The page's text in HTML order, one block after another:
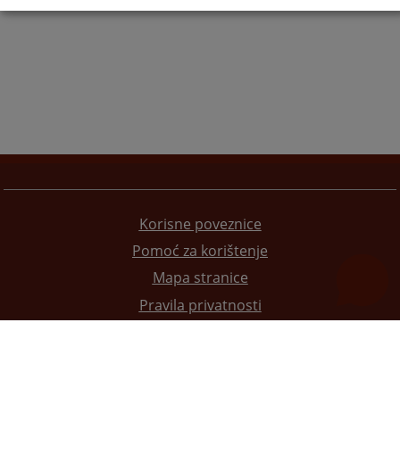
Korisne poveznice
Pomoć za korištenje
Mapa stranice
Pravila privatnosti